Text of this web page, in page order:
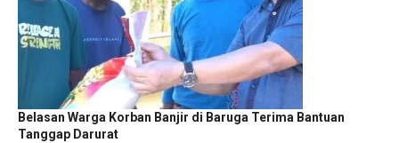
Belasan Warga Korban Banjir di Baruga Terima Bantuan
Tanggap Darurat